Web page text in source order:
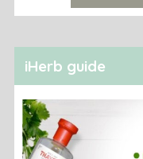
iHerb guide